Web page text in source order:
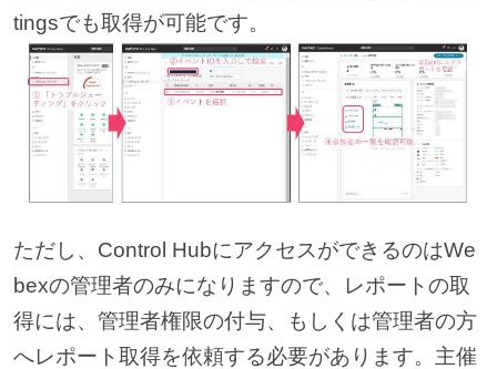
tingsでも取得が可能です。
ただし、Control HubにアクセスができるのはWe
bexの管理者のみになりますので、レポートの取
得には、管理者権限の付与、もしくは管理者の方
へレポート取得を依頼する必要があります。主催